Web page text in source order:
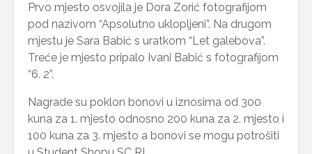
Prvo mjesto osvojila je Dora Zorić fotografijom
pod nazivom “Apsolutno uklopljeni”. Na drugom
mjestu je Sara Babić s uratkom “Let galebova”.
Treće je mjesto pripalo Ivani Babić s fotografijom
“6. 2”.
Nagrade su poklon bonovi u iznosima od 300
kuna za 1. mjesto odnosno 200 kuna za 2. mjesto i
100 kuna za 3. mjesto a bonovi se mogu potrošiti